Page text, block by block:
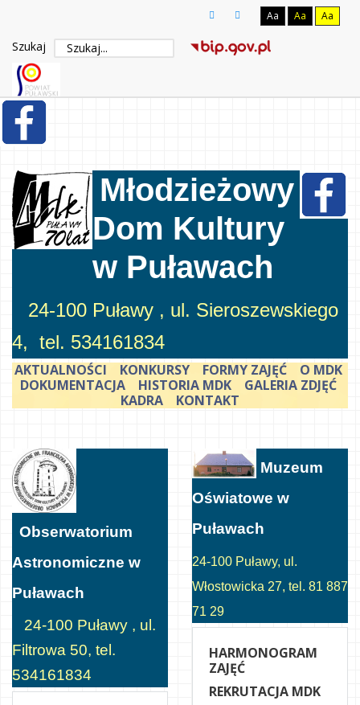
Aa Aa Aa
Szukaj
Młodzieżowy
Dom Kultury
w Puławach
24-100 Puławy , ul. Sieroszewskiego
4, tel. 534161834
AKTUALNOŚCI KONKURSY FORMY ZAJĘĆ
O MDK
DOKUMENTACJA
HISTORIA MDK
GALERIA ZDJĘĆ
KADRA
KONTAKT
Obserwatorium
Astronomiczne w
Puławach
24-100 Puławy , ul.
Filtrowa 50, tel.
534161834
Muzeum
Oświatowe w
Puławach
24-100 Puławy, ul.
Włostowicka 27, tel. 81 887
71 29
HARMONOGRAM
ZAJĘĆ
REKRUTACJA MDK